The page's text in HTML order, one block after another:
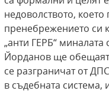
недоволството,
пренебрежението си
„анти ГЕРБ“
Йорданов ще
се разграничат от
в съдебната система,